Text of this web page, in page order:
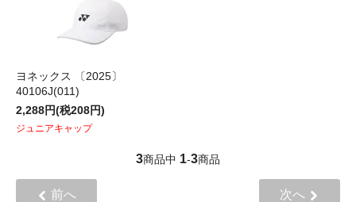
ヨネックス 〔2025〕
40106J(011)
2,288円(税208円)
ジュニアキャップ
3商品中 1-3商品
前へ 次へ